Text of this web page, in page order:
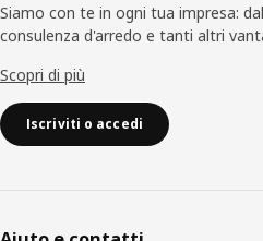
Siamo con te in ogni tua impresa:
consulenza d'arredo e tanti altri
Scopri di più
Iscriviti o accedi